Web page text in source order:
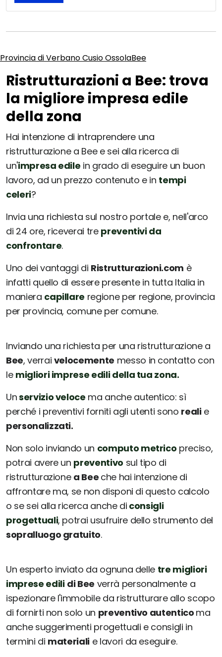
Provincia di Verbano Cusio OssolaBee
Ristrutturazioni a Bee: trova
la migliore impresa edile
della zona
Hai intenzione di intraprendere una
ristrutturazione a Bee e sei alla ricerca di
un'impresa edile in grado di eseguire un buon
lavoro, ad un prezzo contenuto e in tempi
celeri?
Invia una richiesta sul nostro portale e, nell'arco
di 24 ore, riceverai tre preventivi da
confrontare.
Uno dei vantaggi di Ristrutturazioni.com è
infatti quello di essere presente in tutta Italia in
maniera capillare regione per regione, provincia
per provincia, comune per comune.
Inviando una richiesta per una ristrutturazione a
Bee, verrai velocemente messo in contatto con
le migliori imprese edili della tua zona.
Unservizio veloce ma anche autentico: sì
perché i preventivi forniti agli utenti sono realie
personalizzati.
Non solo inviando un computo metrico preciso,
potrai avere un preventivo sul tipo di
ristrutturazione a Bee che hai intenzione di
affrontare ma, se non disponi di questo calcolo
o se sei alla ricerca anche di consigli
progettuali, potrai usufruire dello strumento del
sopralluogo gratuito.
Un esperto inviato da ognuna delle tre migliori
imprese edili di Bee verrà personalmente a
ispezionare l'immobile da ristrutturare allo scopo
di fornirti non solo un preventivo autentico ma
anche suggerimenti progettuali e consigli in
termini di materiali e lavori da eseguire.